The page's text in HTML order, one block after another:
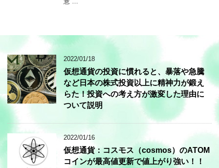
2022/01/18
仮想通貨の投資に慣れると、暴落や急騰
など日本の株式投資以上に精神力が鍛え
らた！投資への考え方が激変した理由に
ついて説明
2022/01/16
仮想通貨：コスモス（cosmos）のATOM
コインが最高値更新で値上がり強い！！